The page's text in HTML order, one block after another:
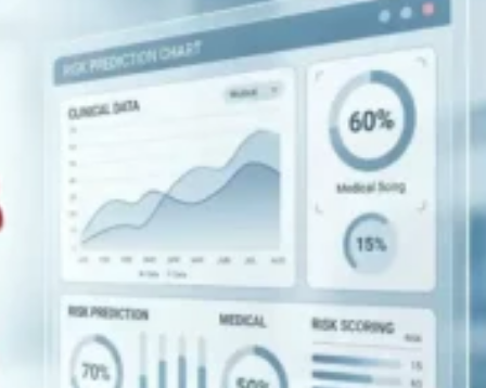
📈اکو M-Mode
📸اکو دو بعدی
🌐اکو سه بعدی
📽️اکو چهاربعدی
🏃‍♀️استرس اکو
🧪کانتراست اکو
🍴اکو از مری
📊اکو داپلر طیفی
💗اکو داپلر رنگی
👶اکو جنینی
📉نوار قلب
⌚هولتر فشارخون
💓هولتر ضربان قلب
🚴‍♀️تست ورزش
💉آنژیوگرافی